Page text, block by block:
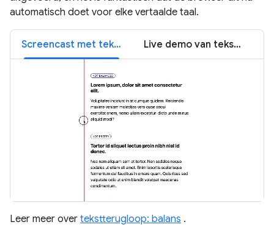
automatisch doet voor elke vertaalde taal.
Screencast met tekstterugloop Live demo van tekstterugloop
Leer meer over tekstterugloop: balans .